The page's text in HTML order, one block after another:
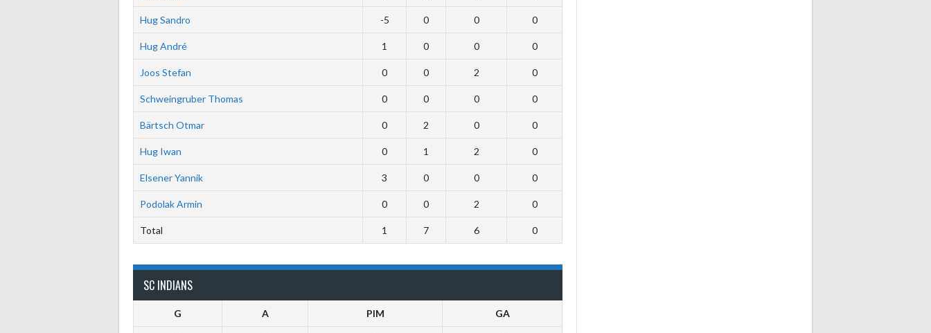
Hug Sandro -5 0 0 0
Hug André 1 0 0 0
Joos Stefan 0 0 2 0
Schweingruber Thomas 0 0 0 0
Bärtsch Otmar 0 2 0 0
Hug Iwan 0 1 2 0
Elsener Yannik 3 0 0 0
Podolak Armin 0 0 2 0
Total 1 7 6 0
SC INDIANS
G A PIM GA